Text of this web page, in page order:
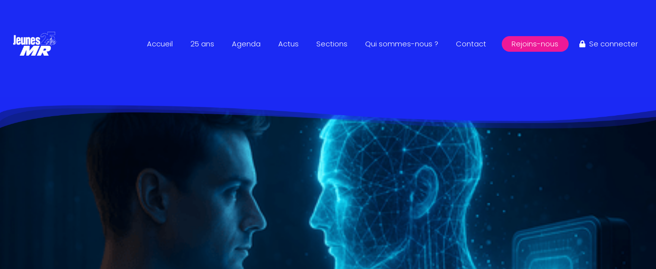
Accueil 25 ans Agenda Actus Sections Qui sommes-nous ? Contact Rejoins-nous Se connecter